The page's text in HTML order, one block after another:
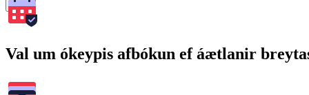
Leita
Val um ókeypis afbókun ef áætlanir